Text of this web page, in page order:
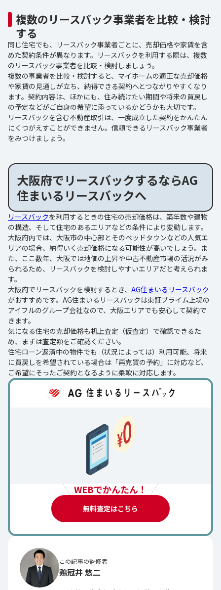
複数のリースバック事業者を比較・検討
する
同じ住宅でも、リースバック事業者ごとに、売却価格や家賃を含
めた契約条件が異なります。リースバックを利用する際は、複数
のリースバック事業者を比較・検討しましょう。
複数の事業者を比較・検討すると、マイホームの適正な売却価格
や家賃の見通しが立ち、納得できる契約へとつながりやすくなり
ます。契約内容は、ほかにも、住み続けたい期間や将来の買戻し
の予定などがご自身の希望に添っているかどうかも大切です。
リースバックを含む不動産取引は、一度成立した契約をかんたん
にくつがえすことができません。信頼できるリースバック事業者
をみつけましょう。
大阪府でリースバックするならAG
住まいるリースバックへ
リースバックを利用するときの住宅の売却価格は、築年数や建物
の構造、そして住宅のあるエリアなどの条件により変動します。
大阪府内では、大阪市の中心部とそのベッドタウンなどの人気エ
リアの場合、納得いく売却価格になる可能性が高いでしょう。ま
た、ここ数年、大阪では地価の上昇や中古不動産市場の活況がみ
られるため、リースバックを検討しやすいエリアだと考えられま
す。
大阪府でリースバックを検討するとき、 AG住まいるリースバック
がおすすめです。AG住まいるリースバックは東証プライム上場の
アイフルのグループ会社なので、大阪エリアでも安心して契約で
きます。
気になる住宅の売却価格も机上査定（仮査定）で確認できるた
め、まずは査定額をご確認ください。
住宅ローン返済中の物件でも（状況によっては）利用可能、将来
に買戻しを希望されている場合は「再売買の予約」に対応など、
ご希望にそったご契約となるように柔軟に対応します。
WEBでかんたん！
無料査定はこちら
この記事の監修者
鶏冠井 悠二